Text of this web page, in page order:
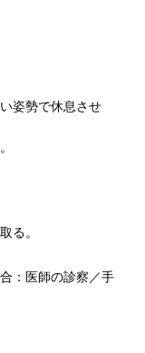
姿勢で休息させ
る。
：医師の診察／手